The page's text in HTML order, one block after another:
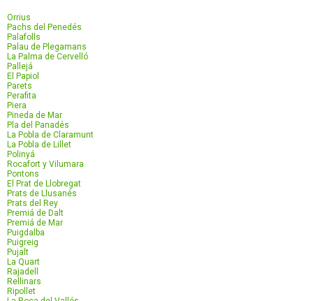
Orrius
Pachs del Penedés
Palafolls
Palau de Plegamans
La Palma de Cervelló
Pallejá
El Papiol
Parets
Perafita
Piera
Pineda de Mar
Pla del Panadés
La Pobla de Claramunt
La Pobla de Lillet
Polinyá
Rocafort y Vilumara
Pontons
El Prat de Llobregat
Prats de Llusanés
Prats del Rey
Premiá de Dalt
Premiá de Mar
Puigdalba
Puigreig
Pujalt
La Quart
Rajadell
Rellinars
Ripollet